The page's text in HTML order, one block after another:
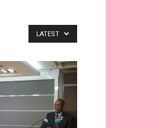
LATEST